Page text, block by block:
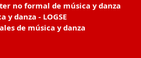
no formal de música y danza
y danza - LOGSE
de música y danza